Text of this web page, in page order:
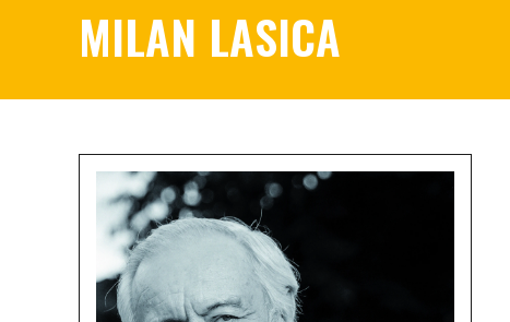
MILAN LASICA